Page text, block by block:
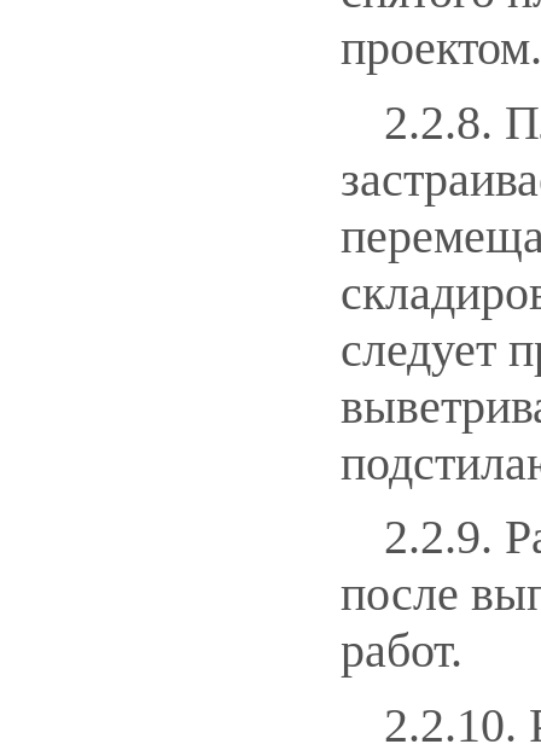
проектом.
2.2.8.
следует
2.2.9.
после
работ.
2.2.10.